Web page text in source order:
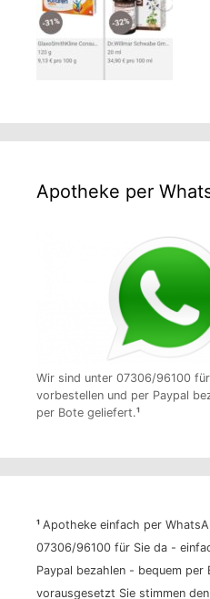
Apotheke per
Wir sind unter 07306/96100
vorbestellen und per Paypal
per Bote geliefert.¹
¹ Apotheke einfach per
07306/96100 für Sie da -
Paypal bezahlen - bequem per
vorausgesetzt Sie stimmen